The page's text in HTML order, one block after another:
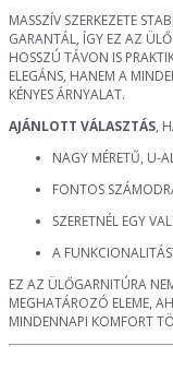
MASSZÍV SZERKEZETE
GARANTÁL, ÍGY EZ AZ
HOSSZÚ TÁVON IS
ELEGÁNS, HANEM A
KÉNYES ÁRNYALAT.
AJÁNLOTT VÁLASZTÁS,
NAGY MÉRETŰ, U-
FONTOS
SZERETNÉL EGY
A
EZ AZ ÜLŐGARNITÚRA
MEGHATÁROZÓ ELEME,
MINDENNAPI KOMFORT